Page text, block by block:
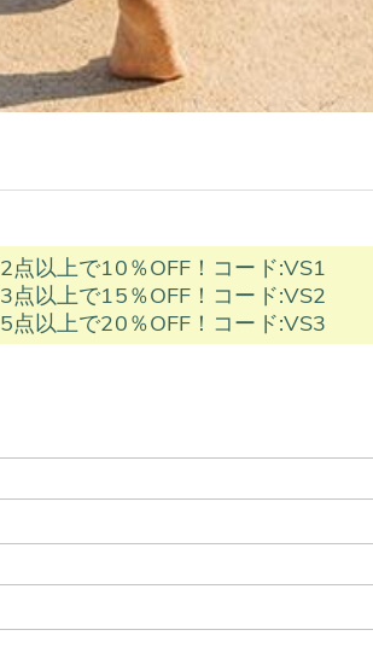
2点以上で10％OFF！コード:VS1
3点以上で15％OFF！コード:VS2
5点以上で20％OFF！コード:VS3